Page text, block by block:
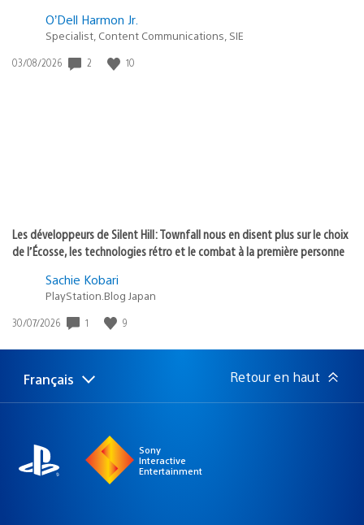
O’Dell Harmon Jr.
Specialist, Content Communications, SIE
Date
03/08/2026 2 10
Les développeurs de Silent Hill: Townfall nous en disent plus sur le choix
de l’Écosse, les technologies rétro et le combat à la première personne
Sachie Kobari
PlayStation.Blog Japan
Date
publication
30/07/2026 1 9
Choisir
une
Région
actuelle
Français Retour en haut
Sony
Interactive
Entertainment